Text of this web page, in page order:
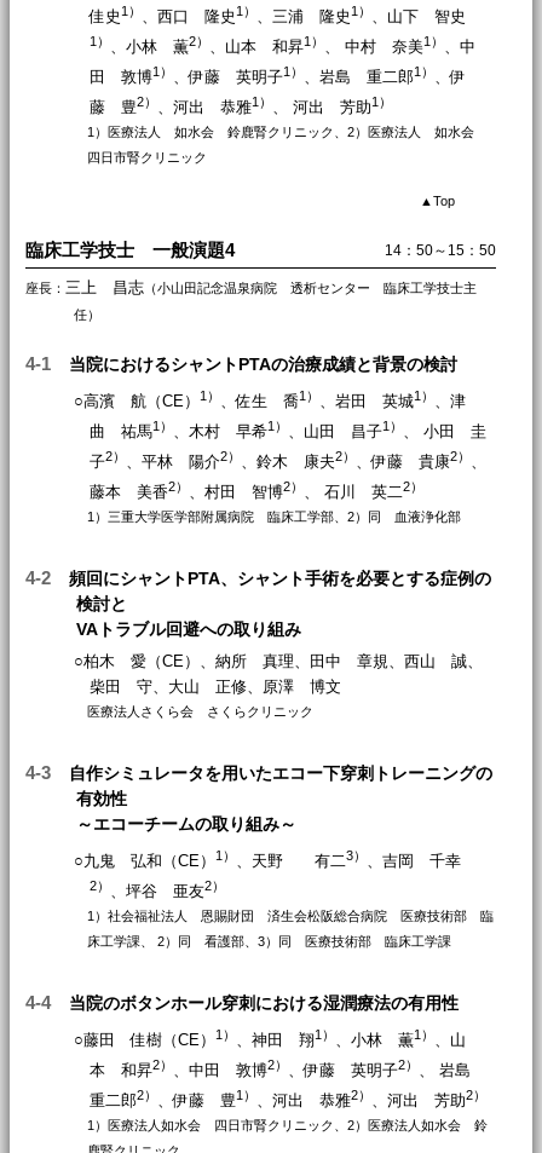
佳史1） 、西口 隆史1） 、三浦 隆史1） 、山下 智史
1） 、小林 薫2） 、山本 和昇1） 、 中村 奈美1） 、中
田 敦博1） 、伊藤 英明子1） 、岩島 重二郎1） 、伊
藤 豊2） 、河出 恭雅1） 、 河出 芳助1）
1）医療法人 如水会 鈴鹿腎クリニック、2）医療法人 如水会
四日市腎クリニック
▲Top
臨床工学技士 一般演題4 14：50～15：50
座長： 三上 昌志 （小山田記念温泉病院 透析センター 臨床工学技士主
任）
4-1 当院におけるシャントPTAの治療成績と背景の検討
○高濱 航（CE）1） 、佐生 喬1） 、岩田 英城1） 、津
曲 祐馬1） 、木村 早希1） 、山田 昌子1） 、 小田 圭
子2） 、平林 陽介2） 、鈴木 康夫2） 、伊藤 貴康2） 、
藤本 美香2） 、村田 智博2） 、 石川 英二2）
1）三重大学医学部附属病院 臨床工学部、2）同 血液浄化部
4-2
頻回にシャントPTA、シャント手術を必要とする症例の
検討と
VAトラブル回避への取り組み
○柏木 愛（CE）、納所 真理、田中 章規、西山 誠、
柴田 守、大山 正修、原澤 博文
医療法人さくら会 さくらクリニック
4-3
自作シミュレータを用いたエコー下穿刺トレーニングの
有効性
～エコーチームの取り組み～
○九鬼 弘和（CE）1） 、天野 有二3） 、吉岡 千幸
2） 、坪谷 亜友2）
1）社会福祉法人 恩賜財団 済生会松阪総合病院 医療技術部 臨
床工学課、 2）同 看護部、3）同 医療技術部 臨床工学課
4-4 当院のボタンホール穿刺における湿潤療法の有用性
○藤田 佳樹（CE）1） 、神田 翔1） 、小林 薫1） 、山
本 和昇2） 、中田 敦博2） 、伊藤 英明子2） 、 岩島
重二郎2） 、伊藤 豊1） 、河出 恭雅2） 、河出 芳助2）
1）医療法人如水会 四日市腎クリニック、2）医療法人如水会 鈴